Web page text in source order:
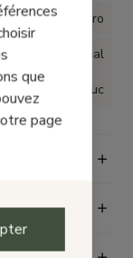
Velcro
Normal
Caoutchouc
que
page